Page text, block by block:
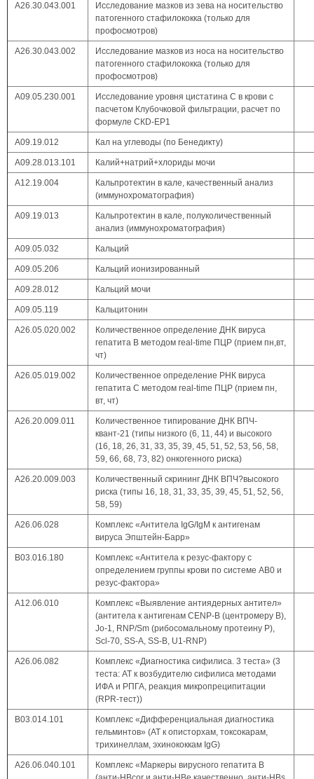
А26.30.043.001
Исследование мазков из зева на носительство
патогенного стафилококка (только для
профосмотров)
А26.30.043.002
Исследование мазков из носа на носительство
патогенного стафилококка (только для
профосмотров)
А09.05.230.001
Исследование уровня цистатина С в крови с
пасчетом Клубочковой фильтрации, расчет по
формуле СКD-ЕР1
А09.19.012 Кал на углеводы (по Бенедикту)
А09.28.013.101 Калий+натрий+хлориды мочи
А12.19.004
Кальпротектин в кале, качественный анализ
(иммунохроматография)
А09.19.013
Кальпротектин в кале, полуколичественный
анализ (иммунохроматография)
А09.05.032 Кальций
А09.05.206 Кальций ионизированный
А09.28.012 Кальций мочи
А09.05.119 Кальцитонин
A26.05.020.002
Количественное определение ДНК вируса
гепатита В методом real-time ПЦР (прием пн,вт,
чт)
A26.05.019.002
Количественное определение РНК вируса
гепатита С методом real-time ПЦР (прием пн,
вт, чт)
А26.20.009.011
Количественное типирование ДНК ВПЧ-
квант-21 (типы низкого (6, 11, 44) и высокого
(16, 18, 26, 31, 33, 35, 39, 45, 51, 52, 53, 56, 58,
59, 66, 68, 73, 82) онкогенного риска)
А26.20.009.003
Количественный скрининг ДНК ВПЧ?высокого
риска (типы 16, 18, 31, 33, 35, 39, 45, 51, 52, 56,
58, 59)
A26.06.028
Комплекс «Антитела IgG/IgM к антигенам
вируса Эпштейн-Барр»
B03.016.180
Комплекс «Антитела к резус-фактору с
определением группы крови по системе AB0 и
резус-фактора»
А12.06.010
Комплекс «Выявление антиядерных антител»
(антитела к антигенам CENP-B (центромеру B),
Jo-1, RNP/Sm (рибосомальному протеину P),
Scl-70, SS-A, SS-B, U1-RNP)
А26.06.082
Комплекс «Диагностика сифилиса. 3 теста» (3
теста: АТ к возбудителю сифилиса методами
ИФА и РПГА, реакция микропреципитации
(RPR-тест))
B03.014.101
Комплекс «Дифференциальная диагностика
гельминтов» (АТ к описторхам, токсокарам,
трихинеллам, эхинококкам IgG)
А26.06.040.101
Комплекс «Маркеры вирусного гепатита В